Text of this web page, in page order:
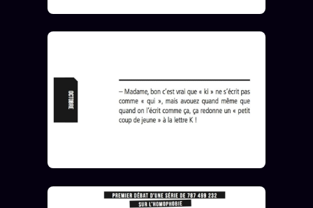
Tous les tags
Soumettre un tip
Presse
Business
Mentions légales